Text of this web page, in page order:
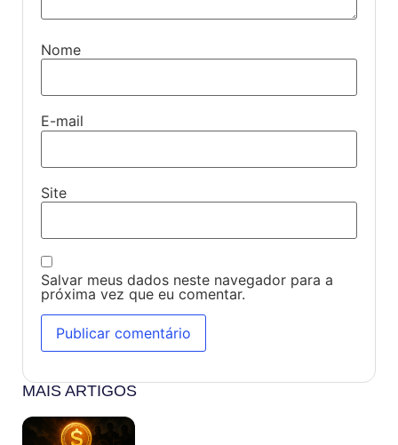
Nome
E-mail
Site
Salvar meus dados neste navegador para a
próxima vez que eu comentar.
MAIS ARTIGOS